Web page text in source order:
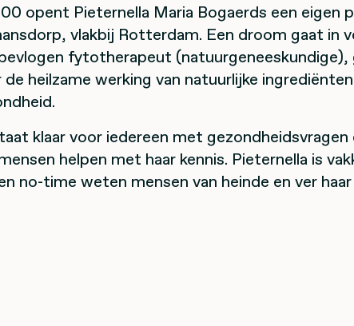
opent Pieternella Maria Bogaerds een eigen
vlakbij Rotterdam. Een droom gaat in
fytotherapeut (natuurgeneeskundige),
de heilzame werking van natuurlijke
klaar voor iedereen met gezondheidsvragen
helpen met haar kennis. Pieternella is
no-time weten mensen van heinde en ver